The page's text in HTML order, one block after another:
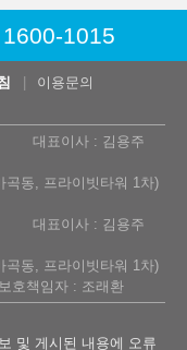
1600-1015
이용문의
대표이사 : 김용주
곡동, 프라이빗타워 1차)
대표이사 : 김용주
곡동, 프라이빗타워 1차)
호책임자 : 조래환
및 게시된 내용에 오류